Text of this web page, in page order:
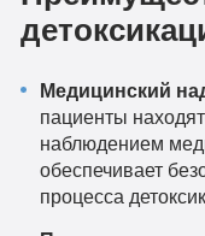
Медицинский
пациенты
наблюдением
обеспечивает
процесса